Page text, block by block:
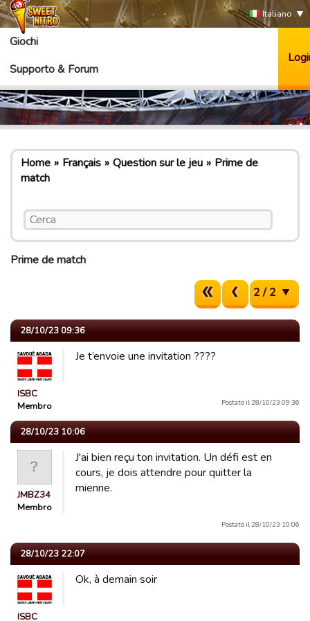
Italiano
Giochi
Supporto & Forum
Home Français Question sur le jeu
Prime de
match
Prime de match
2 / 2
28/10/23 09:36
ISBC
Membro
Je t’envoie une invitation ????
Postato il 28/10/23 09:36
28/10/23 10:06
JMBZ34
Membro
J'ai bien reçu ton invitation. Un défi est en
cours, je dois attendre pour quitter la
mienne.
Postato il 28/10/23 10:06
28/10/23 22:07
ISBC
Ok, à demain soir